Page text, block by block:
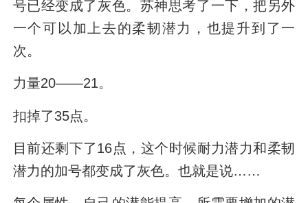
号已经变成了灰色。苏神思考了一下，把另外
一个可以加上去的柔韧潜力，也提升到了一
次。
力量20——21。
扣掉了35点。
目前还剩下了16点，这个时候耐力潜力和柔韧
潜力的加号都变成了灰色。也就是说……